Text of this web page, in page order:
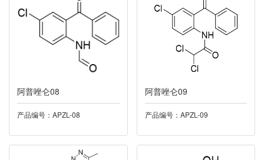
027丁酸氯维地平
030多索茶碱
032托伐普坦
阿普唑仑08
产品编号：APZL-08
阿普唑仑09
产品编号：APZL-09